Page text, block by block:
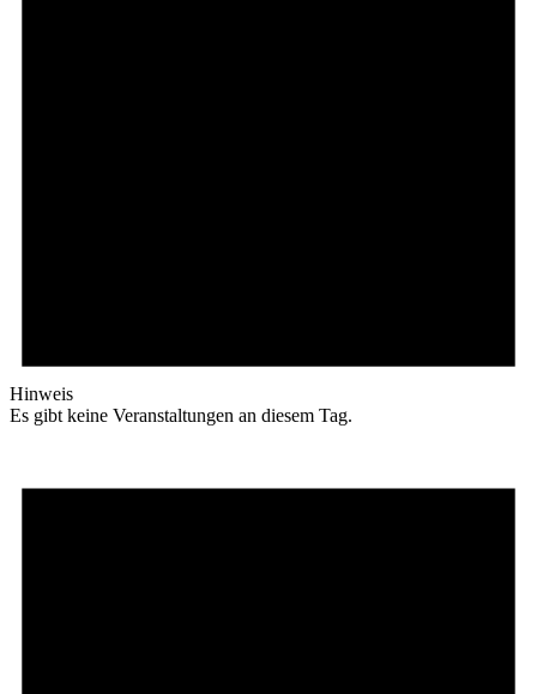
Hinweis
Es gibt keine Veranstaltungen an diesem Tag.